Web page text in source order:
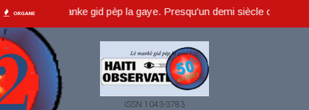
ORGANE
lè manke gid pèp la gaye. Presqu'un demi siècle ou dans un an
ISSN 1043-3783